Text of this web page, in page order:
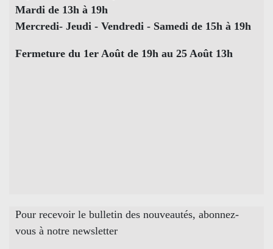
Mardi de 13h à 19h
Mercredi- Jeudi - Vendredi - Samedi de 15h à 19h
Fermeture du 1er Août de 19h au 25 Août 13h
Pour recevoir le bulletin des nouveautés, abonnez-
vous à notre newsletter